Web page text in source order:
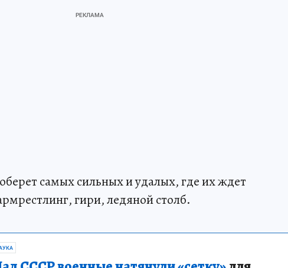
самых сильных и удалых, где их ждет
гири, ледяной столб.